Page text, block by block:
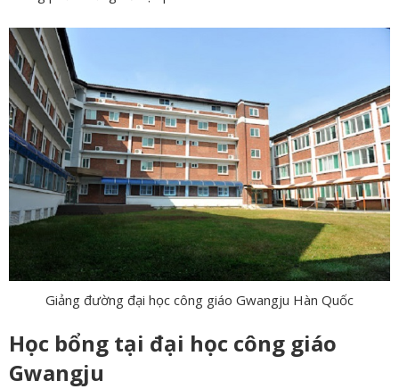
Giảng đường đại học công giáo Gwangju Hàn Quốc
Học bổng tại đại học công giáo
Gwangju